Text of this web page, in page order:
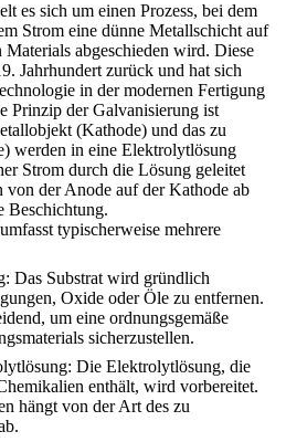
es sich um einen Prozess, bei dem
Strom eine dünne Metallschicht auf
Materials abgeschieden wird. Diese
Jahrhundert zurück und hat sich
in der modernen Fertigung
Prinzip der Galvanisierung ist
(Kathode) und das zu
werden in eine Elektrolytlösung
Strom durch die Lösung geleitet
der Anode auf der Kathode ab
Beschichtung.
typischerweise mehrere
: Das Substrat wird gründlich
Oxide oder Öle zu entfernen.
um eine ordnungsgemäße
sicherzustellen.
: Die Elektrolytlösung, die
enthält, wird vorbereitet.
hängt von der Art des zu